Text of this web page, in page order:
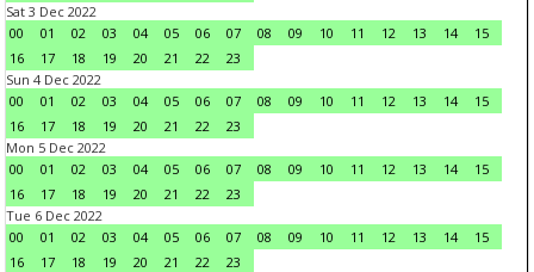
Sat 3 Dec 2022
00
01 02 03 04 05 06 07 08 09 10 11 12 13 14
15
16
17 18 19 20 21 22
23
Sun 4 Dec 2022
00
01 02 03 04 05 06 07 08 09 10 11 12 13 14
15
16
17 18 19 20 21 22
23
Mon 5 Dec 2022
00
01 02 03 04 05 06 07 08 09 10 11 12 13 14
15
16
17 18 19 20 21 22
23
Tue 6 Dec 2022
00
01 02 03 04 05 06 07 08 09 10 11 12 13 14
15
16
17 18 19 20 21 22
23